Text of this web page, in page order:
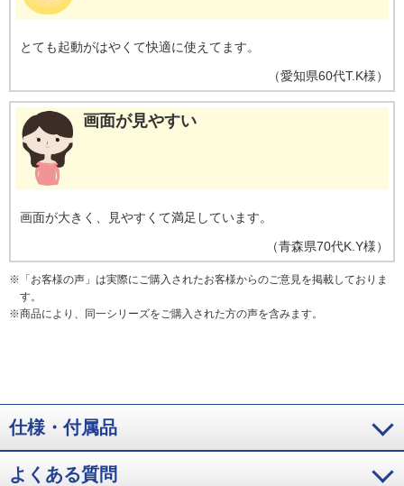
とても起動がはやくて快適に使えてます。
（愛知県60代T.K様）
画面が見やすい
画面が大きく、見やすくて満足しています。
（青森県70代K.Y様）
※ 「お客様の声」は実際にご購入されたお客様からのご意見を掲載しておりま
す。
※商品により、同一シリーズをご購入された方の声を含みます。
仕様・付属品
よくある質問